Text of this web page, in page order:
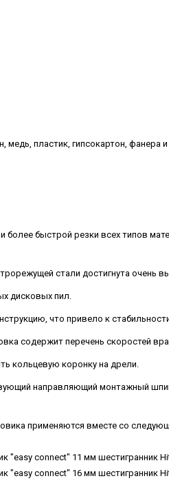
пластик, гипсокартон,
быстрой резки всех типов
стали достигнута очень
дисковых пил.
что привело к
содержит перечень скоростей
кольцевую коронку на дрели.
направляющий монтажный
применяются вместе со
"easy connect" 11 мм шестигранник
"easy connect" 16 мм шестигранник